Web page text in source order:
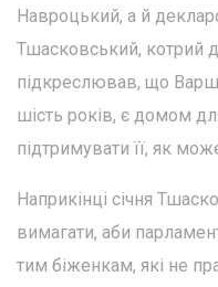
Навроцький, а й
Тшасковський, котрий
підкреслював, що
шість років, є домом
підтримувати її, як
Наприкінці січня
вимагати, аби
тим біженкам, які не